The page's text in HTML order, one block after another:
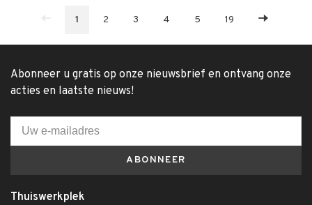
1 2 3 4 5 19
Abonneer u gratis op onze nieuwsbrief en ontvang onze
acties en laatste nieuws!
ABONNEER
Thuiswerkplek